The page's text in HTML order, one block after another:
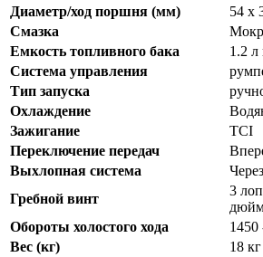
Диаметр/ход поршня (мм)
54 x
Смазка
Емкость топливного бака
1.2 л
Система управления
Тип запуска
Охлаждение
Зажигание
TCI
Переключение передач
Выхлопная система
Гребной винт
3
Обороты холостого хода
1450
Вес (кг)
18 кг